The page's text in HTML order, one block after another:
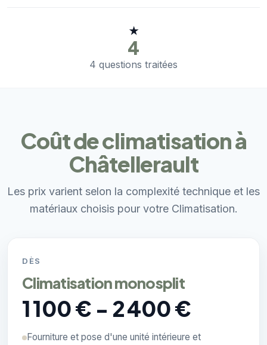
★
4
4 questions traitées
Coût de climatisation à
Châtellerault
Les prix varient selon la complexité technique et les
matériaux choisis pour votre Climatisation.
DÈS
Climatisation monosplit
1 100 € - 2 400 €
Fourniture et pose d'une unité intérieure et